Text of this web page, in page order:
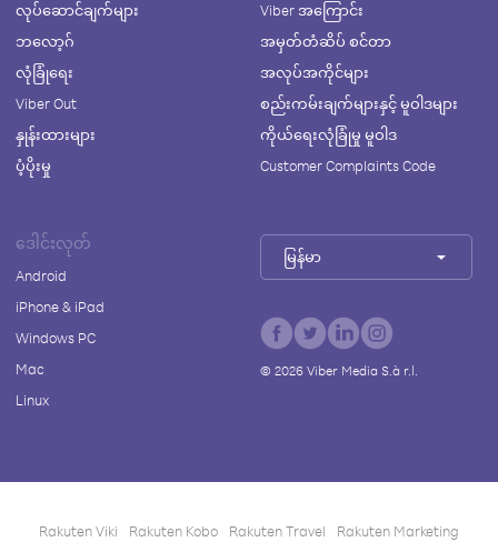
လုပ်ဆောင်ချက်များ
ဘလော့ဂ်
လုံခြုံရေး
Viber Out
နှုန်းထားများ
ပံ့ပိုးမှု
Viber အကြောင်း
အမှတ်တံဆိပ် စင်တာ
အလုပ်အကိုင်များ
စည်းကမ်းချက်များနှင့် မူဝါဒများ
ကိုယ်ရေးလုံခြုံမှု မူဝါဒ
Customer Complaints Code
ဒေါင်းလုတ်
Android
iPhone & iPad
Windows PC
Mac
Linux
မြန်မာ
© 2026Viber Media S.à r.l.
Rakuten Viki Rakuten Kobo Rakuten Travel Rakuten Marketing